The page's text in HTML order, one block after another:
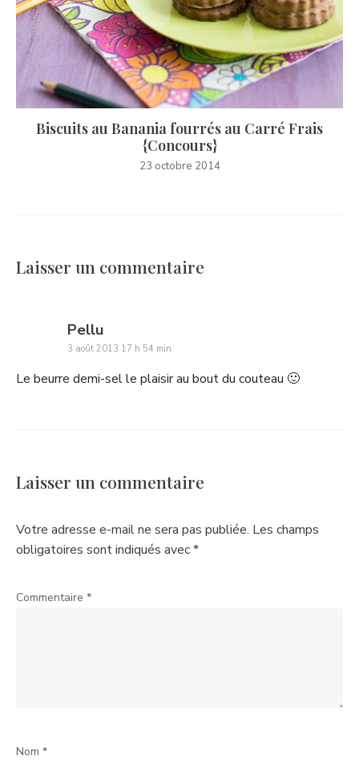
Biscuits au Banania fourrés au Carré Frais
{Concours}
23 octobre 2014
Laisser un commentaire
Pellusays:
3 août 2013 17 h 54 min
Le beurre demi-sel le plaisir au bout du couteau 🙂
Laisser un commentaire
Votre adresse e-mail ne sera pas publiée. Les champs
obligatoires sont indiqués avec*
Commentaire *
Nom *